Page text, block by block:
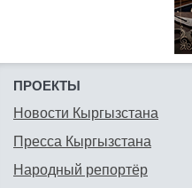
ПРОЕКТЫ
Новости Кыргызстана
Пресса Кыргызстана
Народный репортёр